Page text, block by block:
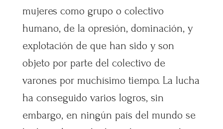
mujeres como grupo o colectivo
humano, de la opresión, dominación, y
explotación de que han sido y son
objeto por parte del colectivo de
varones por muchísimo tiempo. La lucha
ha conseguido varios logros, sin
embargo, en ningún país del mundo se